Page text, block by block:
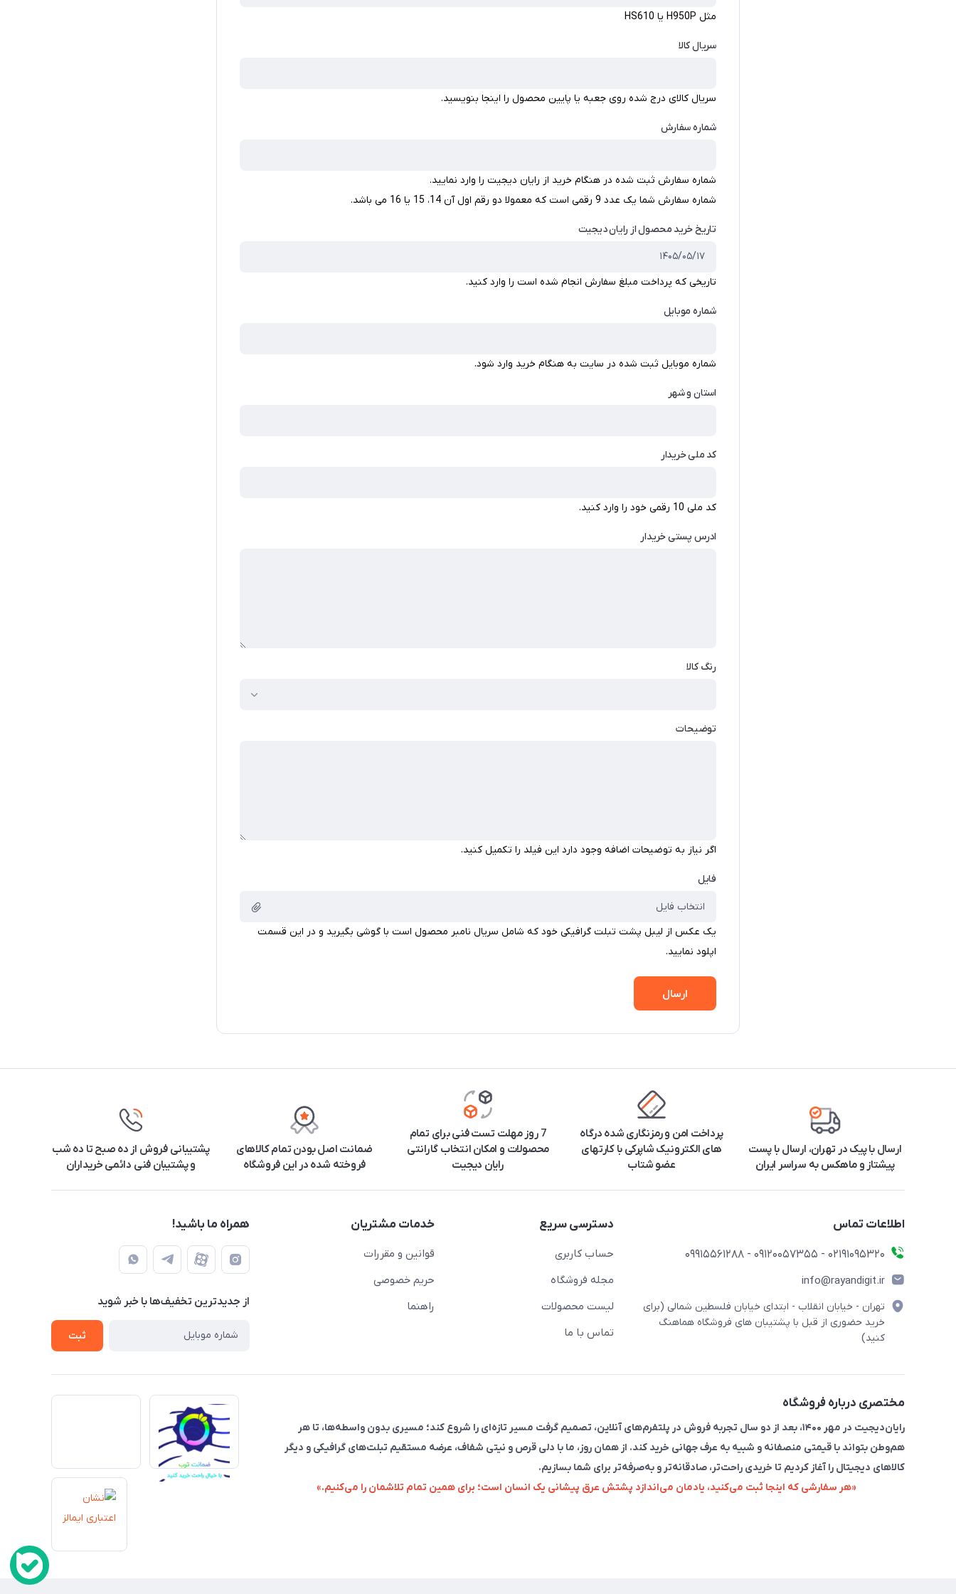
مثل H950P یا HS610
سریال کالا
سریال کالای درج شده روی جعبه یا پایین محصول را اینجا بنویسید.
شماره سفارش
شماره سفارش ثبت شده در هنگام خرید از رایان دیجیت را وارد نمایید.
شماره سفارش شما یک عدد 9 رقمی است که معمولا دو رقم اول آن 14، 15 یا 16 می باشد.
تاریخ خرید محصول از رایان دیجیت
تاریخی که پرداخت مبلغ سفارش انجام شده است را وارد کنید.
شماره موبایل
شماره موبایل ثبت شده در سایت به هنگام خرید وارد شود.
استان و شهر
کد ملی خریدار
کد ملی 10 رقمی خود را وارد کنید.
ادرس پستی خریدار
رنگ کالا
توضیحات
اگر نیاز به توضیحات اضافه وجود دارد این فیلد را تکمیل کنید.
فایل
انتخاب فایل
یک عکس از لیبل پشت تبلت گرافیکی خود که شامل سریال نامبر محصول است با گوشی بگیرید و در این قسمت
اپلود نمایید.
ارسال
ارسال با پیک در تهران، ارسال با پست
پیشتاز و ماهکس به سراسر ایران
پرداخت امن و رمزنگاری شده درگاه
های الکترونیک شاپرکی با کارتهای
عضو شتاب
7 روز مهلت تست فنی برای تمام
محصولات و امکان انتخاب گارانتی
رایان دیجیت
ضمانت اصل بودن تمام کالاهای
فروخته شده در این فروشگاه
پشتیبانی فروش از ده صبح تا ده شب
و پشتیبان فنی دائمی خریداران
اطلاعات تماس
۰۲۱91095320 - 09120057355 - 09915561288
info@rayandigit.ir
تهران - خیابان انقلاب - ابتدای خیابان فلسطین شمالی (برای
خرید حضوری از قبل با پشتیبان های فروشگاه هماهنگ
کنید)
دسترسی سریع
حساب کاربری
مجله فروشگاه
لیست محصولات
تماس با ما
خدمات مشتریان
قوانین و مقررات
حریم خصوصی
راهنما
همراه ما باشید!
از جدید‌ترین تخفیف‌ها با‌ خبر شوید
ثبت
مختصری درباره فروشگاه
رایان‌دیجیت در مهر ۱۴۰۰، بعد از دو سال تجربه فروش در پلتفرم‌های آنلاین، تصمیم گرفت مسیر تازه‌ای را شروع کند؛ مسیری بدون واسطه‌ها، تا هر
هم‌وطن بتواند با قیمتی منصفانه و شبیه به عرف جهانی خرید کند. از همان روز، ما با دلی قرص و نیتی شفاف، عرضه مستقیم تبلت‌های گرافیکی و دیگر
کالاهای دیجیتال را آغاز کردیم تا خریدی راحت‌تر، صادقانه‌تر و به‌صرفه‌تر برای شما بسازیم.
«هر سفارشی که اینجا ثبت می‌کنید، یادمان می‌اندازد پشتش عرق پیشانی یک انسان است؛ برای همین تمام تلاشمان را می‌کنیم.»